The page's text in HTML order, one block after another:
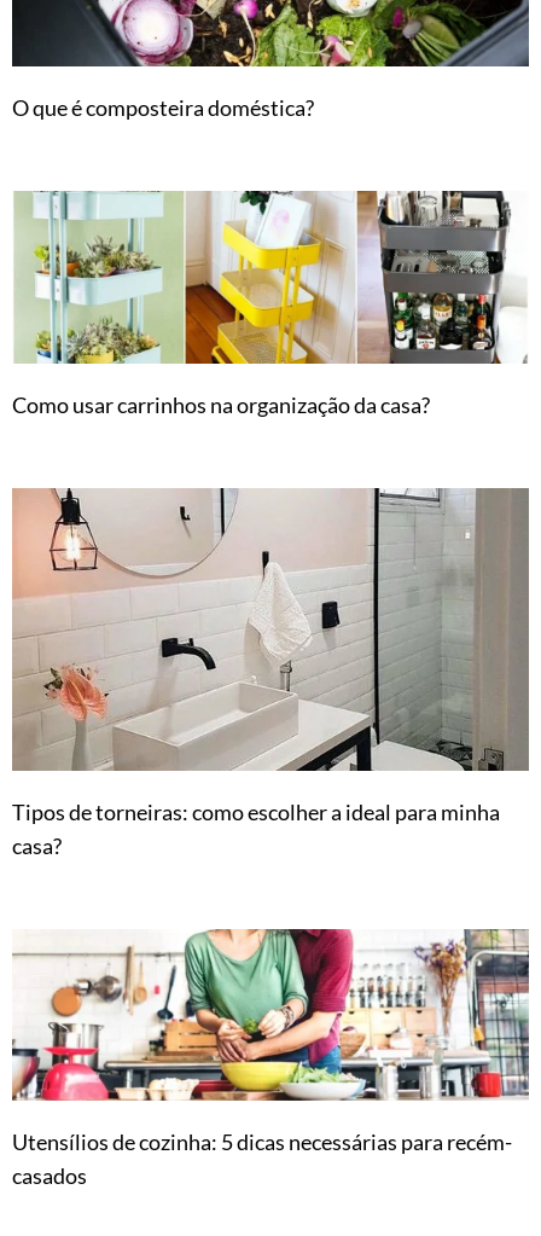
O que é composteira doméstica?
Como usar carrinhos na organização da casa?
Tipos de torneiras: como escolher a ideal para minha
casa?
Utensílios de cozinha: 5 dicas necessárias para recém-
casados